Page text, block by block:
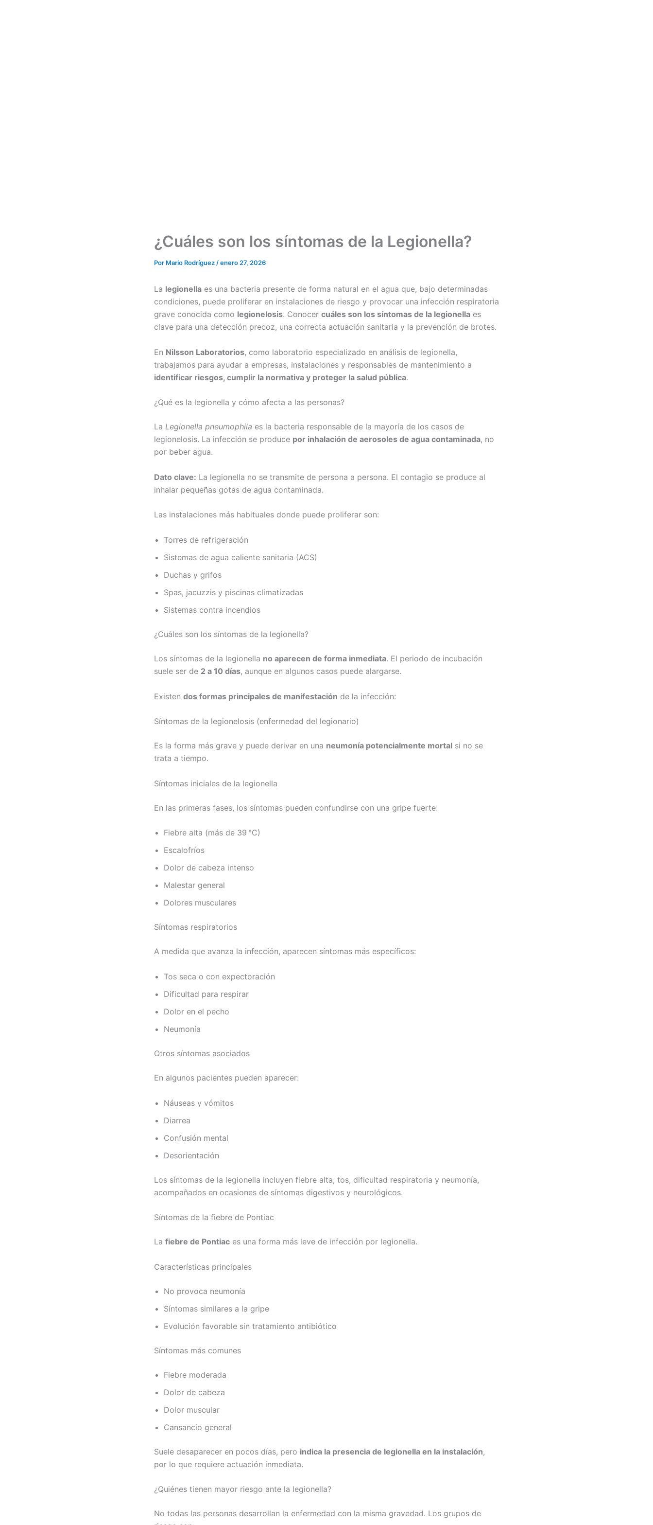
¿Cuáles son los síntomas de la Legionella?
Por Mario Rodríguez /enero 27, 2026
La legionella es una bacteria presente de forma natural en el agua que, bajo determinadas
condiciones, puede proliferar en instalaciones de riesgo y provocar una infección respiratoria
grave conocida como legionelosis. Conocer cuáles son los síntomas de la legionella es
clave para una detección precoz, una correcta actuación sanitaria y la prevención de brotes.
En Nilsson Laboratorios, como laboratorio especializado en análisis de legionella,
trabajamos para ayudar a empresas, instalaciones y responsables de mantenimiento a
identificar riesgos, cumplir la normativa y proteger la salud pública.
¿Qué es la legionella y cómo afecta a las personas?
La Legionella pneumophila es la bacteria responsable de la mayoría de los casos de
legionelosis. La infección se produce por inhalación de aerosoles de agua contaminada, no
por beber agua.
Dato clave: La legionella no se transmite de persona a persona. El contagio se produce al
inhalar pequeñas gotas de agua contaminada.
Las instalaciones más habituales donde puede proliferar son:
Torres de refrigeración
Sistemas de agua caliente sanitaria (ACS)
Duchas y grifos
Spas, jacuzzis y piscinas climatizadas
Sistemas contra incendios
¿Cuáles son los síntomas de la legionella?
Los síntomas de la legionella no aparecen de forma inmediata. El periodo de incubación
suele ser de 2 a 10 días, aunque en algunos casos puede alargarse.
Existen dos formas principales de manifestación de la infección:
Síntomas de la legionelosis (enfermedad del legionario)
Es la forma más grave y puede derivar en una neumonía potencialmente mortal si no se
trata a tiempo.
Síntomas iniciales de la legionella
En las primeras fases, los síntomas pueden confundirse con una gripe fuerte:
Fiebre alta (más de 39 °C)
Escalofríos
Dolor de cabeza intenso
Malestar general
Dolores musculares
Síntomas respiratorios
A medida que avanza la infección, aparecen síntomas más específicos:
Tos seca o con expectoración
Dificultad para respirar
Dolor en el pecho
Neumonía
Otros síntomas asociados
En algunos pacientes pueden aparecer:
Náuseas y vómitos
Diarrea
Confusión mental
Desorientación
Los síntomas de la legionella incluyen fiebre alta, tos, dificultad respiratoria y neumonía,
acompañados en ocasiones de síntomas digestivos y neurológicos.
Síntomas de la fiebre de Pontiac
La fiebre de Pontiac es una forma más leve de infección por legionella.
Características principales
No provoca neumonía
Síntomas similares a la gripe
Evolución favorable sin tratamiento antibiótico
Síntomas más comunes
Fiebre moderada
Dolor de cabeza
Dolor muscular
Cansancio general
Suele desaparecer en pocos días, pero indica la presencia de legionella en la instalación,
por lo que requiere actuación inmediata.
¿Quiénes tienen mayor riesgo ante la legionella?
No todas las personas desarrollan la enfermedad con la misma gravedad. Los grupos de